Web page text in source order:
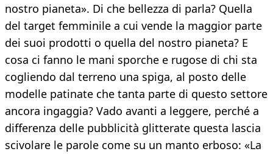
nostro pianeta». Di che bellezza di parla? Quella
del target femminile a cui vende la maggior parte
dei suoi prodotti o quella del nostro pianeta? E
cosa ci fanno le mani sporche e rugose di chi sta
cogliendo dal terreno una spiga, al posto delle
modelle patinate che tanta parte di questo settore
ancora ingaggia? Vado avanti a leggere, perché a
differenza delle pubblicità glitterate questa lascia
scivolare le parole come su un manto erboso: «La